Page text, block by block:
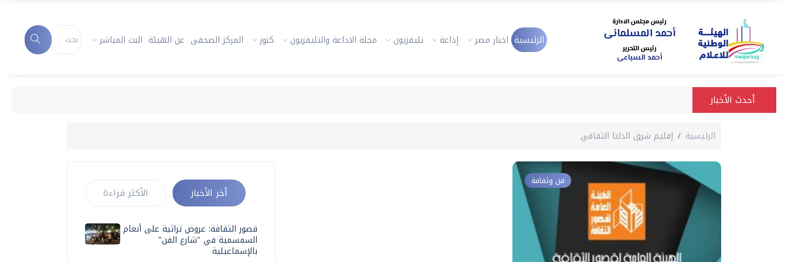
الرئيسية اخبار مصر إذاعة تليفزيون مجلة الاذاعة والتليفزيون كنوز المركز الصحفى عن الهيئة البث المباشر
أحدث الأخبار
الرئيسية إقليم شرق الدلتا الثقافي
فن وثقافة
أخر الأخبار الأكثر قراءة
قصور الثقافة: عروض تراثية على أنغام
السمسمية في "شارع الفن"
بالإسماعيلية